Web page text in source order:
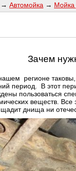
→ Автомойка →
Зачем
регионе
период. В этот
пользоваться
веществ.
днища ни